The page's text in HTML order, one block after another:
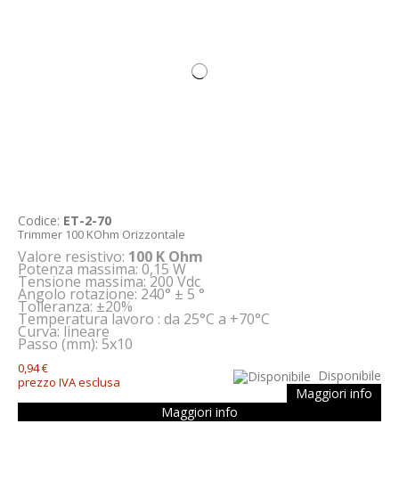
Codice: ET-2-70
Trimmer 100 KOhm Orizzontale
Valore resistivo: 100 K Ohm
Potenza massima: 0,15 W
Tensione massima: 200 Vdc
Angolo rotazione: 240° ± 5 °
Tolleranza: ±20%
Temperatura lavoro : da 25°C a +70°C
Curva: lineare
Passo (mm): 5x10
0,94 €
prezzo IVA esclusa
Disponibile
Maggiori info
Maggiori info